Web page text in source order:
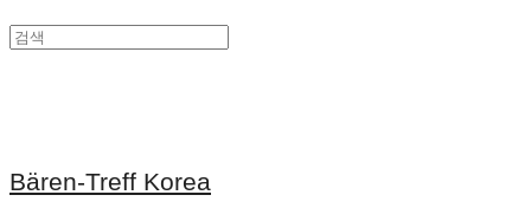
Bären-Treff Korea